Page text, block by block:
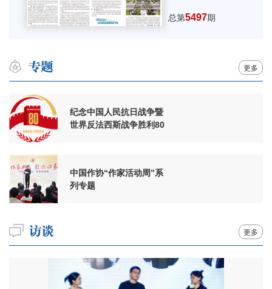
总第5497期
更多
纪念中国人民抗日战争暨
世界反法西斯战争胜利80
中国作协“作家活动周”系
列专题
更多